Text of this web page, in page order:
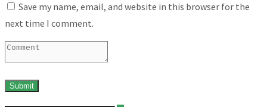
Save my name, email, and website in this browser for the
next time I comment.